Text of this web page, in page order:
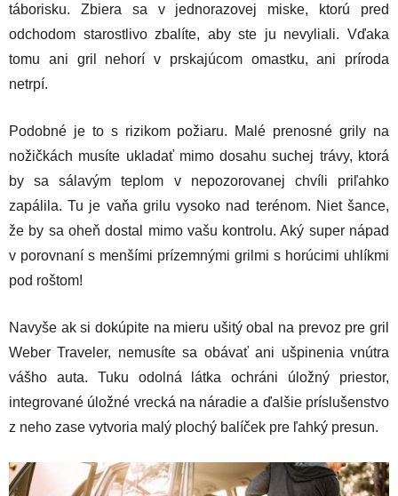
táborisku. Zbiera sa v jednorazovej miske, ktorú pred
odchodom starostlivo zbalíte, aby ste ju nevyliali. Vďaka
tomu ani gril nehorí v prskajúcom omastku, ani príroda
netrpí.
Podobné je to s rizikom požiaru. Malé prenosné grily na
nožičkách musíte ukladať mimo dosahu suchej trávy, ktorá
by sa sálavým teplom v nepozorovanej chvíli priľahko
zapálila. Tu je vaňa grilu vysoko nad terénom. Niet šance,
že by sa oheň dostal mimo vašu kontrolu. Aký super nápad
v porovnaní s menšími prízemnými grilmi s horúcimi uhlíkmi
pod roštom!
Navyše ak si dokúpite na mieru ušitý obal na prevoz pre gril
Weber Traveler, nemusíte sa obávať ani ušpinenia vnútra
vášho auta. Tuku odolná látka ochráni úložný priestor,
integrované úložné vrecká na náradie a ďalšie príslušenstvo
z neho zase vytvoria malý plochý balíček pre ľahký presun.